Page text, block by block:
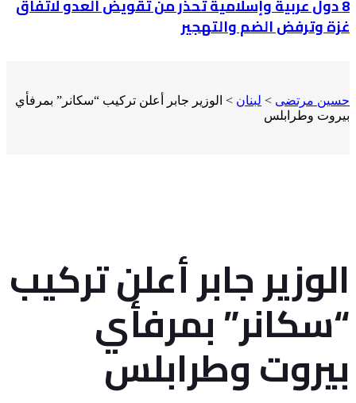
8 دول عربية وإسلامية تحذر من تقويض العدو لاتفاق
غزة وترفض الضم والتهجير
حسين مرتضى > لبنان > الوزير جابر أعلن تركيب “سكانر” بمرفأي
بيروت وطرابلس
الوزير جابر أعلن تركيب
“سكانر” بمرفأي
بيروت وطرابلس